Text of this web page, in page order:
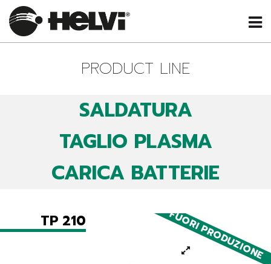
PRODUCT LINE
SALDATURA
TAGLIO PLASMA
CARICA BATTERIE
FUORI PRODUZIONE
TP 210